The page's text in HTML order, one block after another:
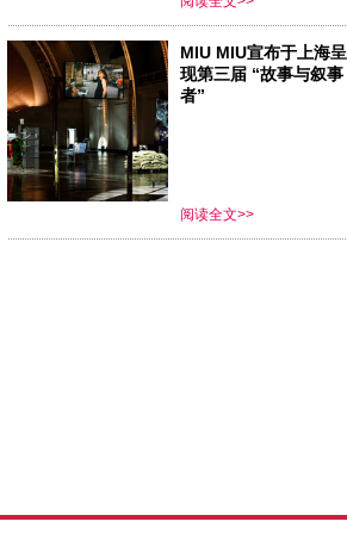
MIU MIU宣布于上海呈
现第三届 “故事与叙事
者”
阅读全文>>